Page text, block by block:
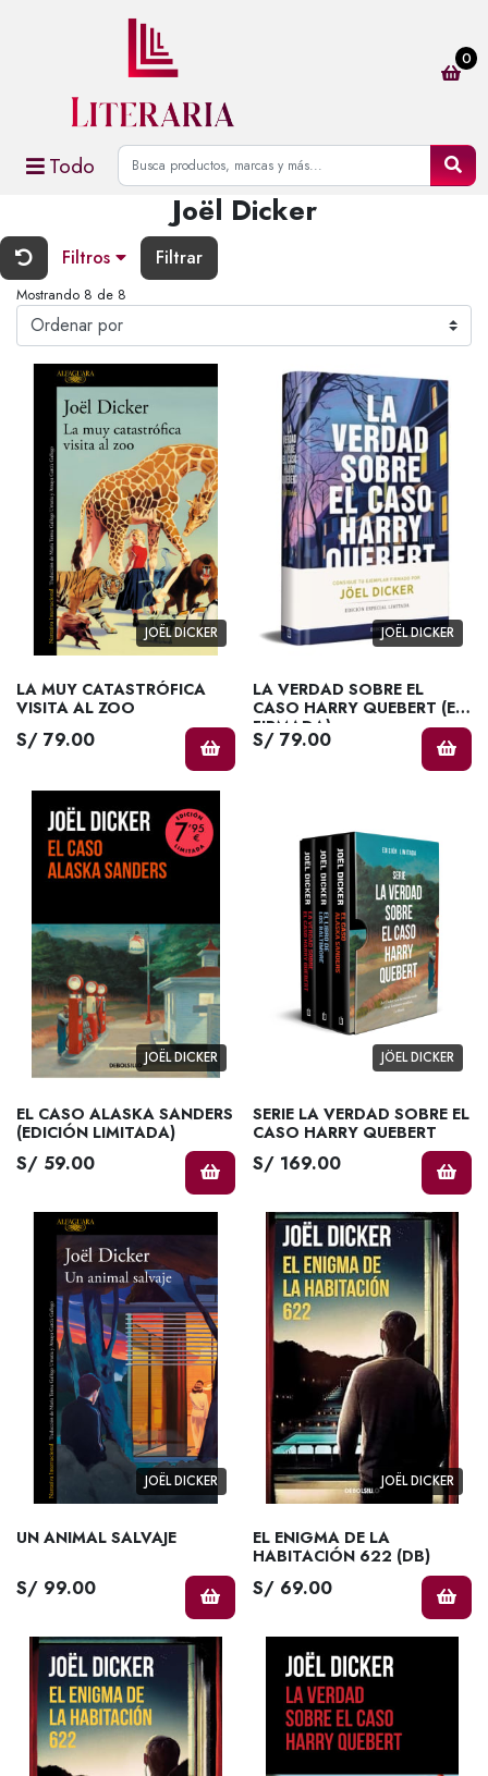
Todo
0
Joël Dicker
Filtros Filtrar
Mostrando 8 de 8
JOËL DICKER
LA MUY CATASTRÓFICA
VISITA AL ZOO
S/ 79.00
JOËL DICKER
LA VERDAD SOBRE EL
CASO HARRY QUEBERT (ED.
FIRMADA)
S/ 79.00
JOËL DICKER
EL CASO ALASKA SANDERS
(EDICIÓN LIMITADA)
S/ 59.00
JÖEL DICKER
SERIE LA VERDAD SOBRE EL
CASO HARRY QUEBERT
S/ 169.00
JOËL DICKER
UN ANIMAL SALVAJE
S/ 99.00
JOËL DICKER
EL ENIGMA DE LA
HABITACIÓN 622 (DB)
S/ 69.00